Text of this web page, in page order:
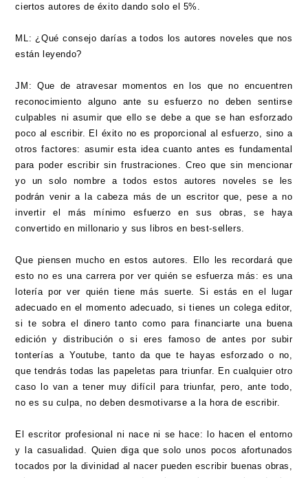
ciertos autores de éxito dando solo el 5%.
ML: ¿Qué consejo darías a todos los autores noveles que nos
están leyendo?
JM: Que de atravesar momentos en los que no encuentren
reconocimiento alguno ante su esfuerzo no deben sentirse
culpables ni asumir que ello se debe a que se han esforzado
poco al escribir. El éxito no es proporcional al esfuerzo, sino a
otros factores: asumir esta idea cuanto antes es fundamental
para poder escribir sin frustraciones. Creo que sin mencionar
yo un solo nombre a todos estos autores noveles se les
podrán venir a la cabeza más de un escritor que, pese a no
invertir el más mínimo esfuerzo en sus obras, se haya
convertido en millonario y sus libros en best-sellers.
Que piensen mucho en estos autores. Ello les recordará que
esto no es una carrera por ver quién se esfuerza más: es una
lotería por ver quién tiene más suerte. Si estás en el lugar
adecuado en el momento adecuado, si tienes un colega editor,
si te sobra el dinero tanto como para financiarte una buena
edición y distribución o si eres famoso de antes por subir
tonterías a Youtube, tanto da que te hayas esforzado o no,
que tendrás todas las papeletas para triunfar. En cualquier otro
caso lo van a tener muy difícil para triunfar, pero, ante todo,
no es su culpa, no deben desmotivarse a la hora de escribir.
El escritor profesional ni nace ni se hace: lo hacen el entorno
y la casualidad. Quien diga que solo unos pocos afortunados
tocados por la divinidad al nacer pueden escribir buenas obras,